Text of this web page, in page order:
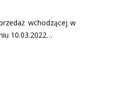
wchodzącej w
10.03.2022…